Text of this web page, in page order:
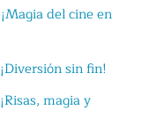
del cine en
sin fin!
magia y